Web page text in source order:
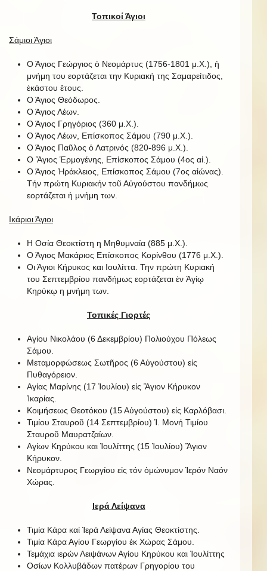
Τοπικοί Άγιοι
Σάμιοι Άγιοι
Ο Άγιος Γεώργιος ὁ Νεομάρτυς (1756-1801 μ.Χ.), ἡ
μνήμη του εορτάζεται την Κυριακή της Σαμαρείτιδος,
ἑκάστου ἔτους.
Ο Άγιος Θεόδωρος.
Ο Άγιος Λέων.
Ο Άγιος Γρηγόριος (360 μ.Χ.).
Ο Άγιος Λέων, Επίσκοπος Σάμου (790 μ.Χ.).
Ο Άγιος Παῦλος ὁ Λατρινός (820-896 μ.Χ.).
Ο Ἅγιος Ἑρμογένης, Επίσκοπος Σάμου (4ος αἰ.).
Ο Άγιος Ἡράκλειος, Επίσκοπος Σάμου (7ος αἰώνας).
Τήν πρώτη Κυριακήν τοῦ Αὐγούστου πανδήμως
εορτάζεται ἡ μνήμη των.
Ικάριοι Άγιοι
Η Οσία Θεοκτίστη η Μηθυμναία (885 μ.Χ.).
Ο Άγιος Μακάριος Επίσκοπος Κορίνθου (1776 μ.Χ.).
Οι Άγιοι Κήρυκος και Ιουλίττα. Την πρώτη Κυριακή
του Σεπτεμβρίου πανδήμως εορτάζεται ἐν Ἁγίῳ
Κηρύκῳ η μνήμη των.
Τοπικές Γιορτές
Αγίου Νικολάου (6 Δεκεμβρίου) Πολιούχου Πόλεως
Σάμου.
Μεταμορφώσεως Σωτῆρος (6 Αὐγούστου) εἰς
Πυθαγόρειον.
Αγίας Μαρίνης (17 Ἰουλίου) εἰς Ἅγιον Κήρυκον
Ἰκαρίας.
Κοιμήσεως Θεοτόκου (15 Αὐγούστου) εἰς Καρλόβασι.
Τιμίου Σταυροῦ (14 Σεπτεμβρίου) Ἱ. Μονή Τιμίου
Σταυροῦ Μαυρατζαίων.
Αγίων Κηρύκου και Ἰουλίττης (15 Ἰουλίου) Ἅγιον
Κήρυκον.
Νεομάρτυρος Γεωργίου εἰς τόν ὁμώνυμον Ἱερόν Ναόν
Χώρας.
Ιερά Λείψανα
Τιμία Κάρα καί Ἱερά Λείψανα Αγίας Θεοκτίστης.
Τιμία Κάρα Αγίου Γεωργίου ἐκ Χώρας Σάμου.
Τεμάχια ιερών Λειψάνων Αγίου Κηρύκου και Ἰουλίττης
Οσίων Κολλυβάδων πατέρων Γρηγορίου του